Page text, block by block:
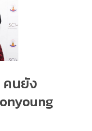
คนยัง